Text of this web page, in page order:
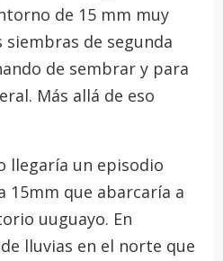
de 15 mm muy
de segunda
de sembrar y para
Más allá de eso
llegaría un episodio
15mm que abarcaría a
uuguayo. En
lluvias en el norte que